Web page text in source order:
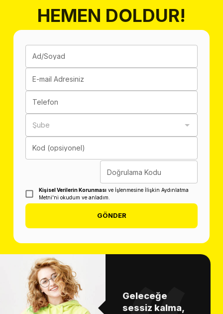
HEMEN DOLDUR!
Ad/Soyad
E-mail Adresiniz
Telefon
Şube
Kod (opsiyonel)
Doğrulama Kodu
Kişisel Verilerin Korunması ve İşlenmesine İlişkin Aydınlatma
Metni'ni okudum ve anladım.
GÖNDER
Geleceğe
sessiz kalma,